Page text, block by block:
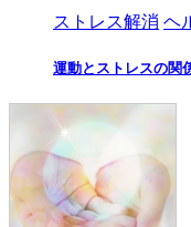
ストレス解消 ヘ
運動とストレスの関